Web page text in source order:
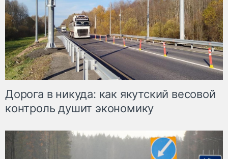
Дорога в никуда: как якутский весовой
контроль душит экономику